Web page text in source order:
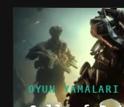
OYUN YAMALARI